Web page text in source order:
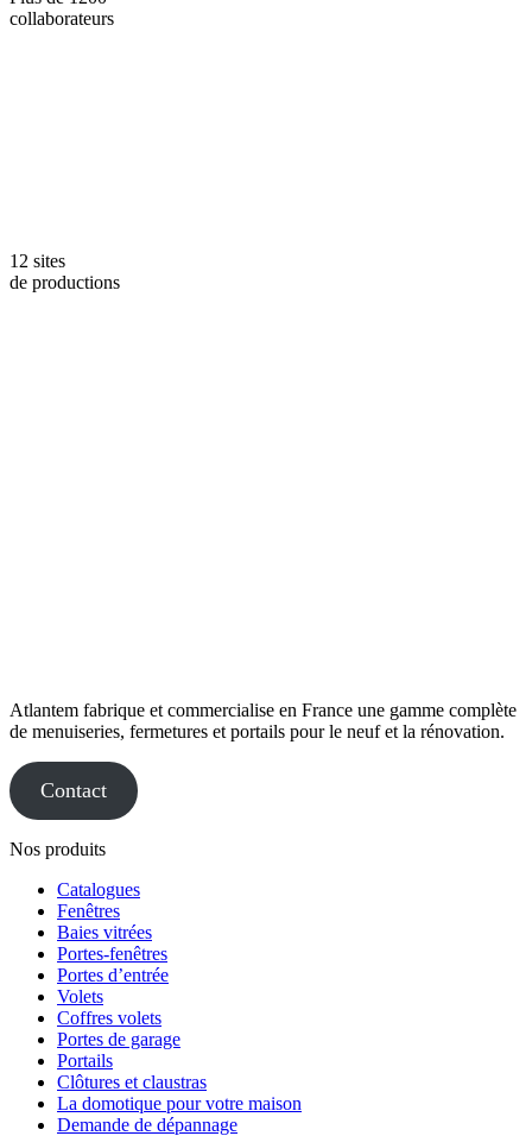
collaborateurs
12 sites
de productions
Atlantem fabrique et commercialise en France une gamme complète
de menuiseries, fermetures et portails pour le neuf et la rénovation.
Contact
Nos produits
Catalogues
Fenêtres
Baies vitrées
Portes-fenêtres
Portes d’entrée
Volets
Coffres volets
Portes de garage
Portails
Clôtures et claustras
La domotique pour votre maison
Demande de dépannage